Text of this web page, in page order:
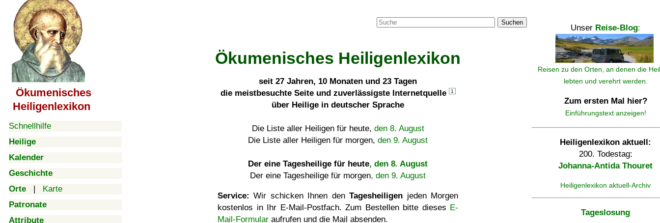
Ökumenisches
Heiligenlexikon
Schnellhilfe
Heilige
Kalender
Geschichte
Orte | Karte
Patronate
Attribute
Suchen
Ökumenisches Heiligenlexikon
seit 27 Jahren, 10 Monaten und 23 Tagen
die meistbesuchte Seite und zuverlässigste Internetquelle
1
über Heilige in deutscher Sprache
Die Liste aller Heiligen für heute, den 8. August
Die Liste aller Heiligen für morgen, den 9. August
Der eine Tagesheilige für heute, den 8. August
Der eine Tagesheilige für morgen, den 9. August
Service: Wir schicken Ihnen denTagesheiligen jeden Morgen
kostenlos in Ihr E-Mail-Postfach. Zum Bestellen bitte dieses E-
Mail-Formular aufrufen und die Mail absenden.
Unser Reise-Blog:
Reisen zu den Orten, an denen die
lebten und verehrt werden.
Zum ersten Mal hier?
Einführungstext anzeigen!
Heiligenlexikon aktuell:
200. Todestag:
Johanna-Antida Thouret
Heiligenlexikon aktuell-Archiv
Tageslosung